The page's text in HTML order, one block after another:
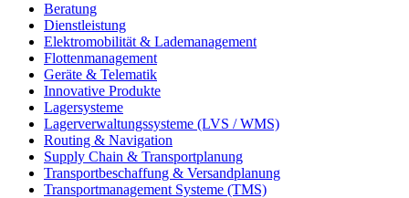
Beratung
Dienstleistung
Elektromobilität & Lademanagement
Flottenmanagement
Geräte & Telematik
Innovative Produkte
Lagersysteme
Lagerverwaltungssysteme (LVS / WMS)
Routing & Navigation
Supply Chain & Transportplanung
Transportbeschaffung & Versandplanung
Transportmanagement Systeme (TMS)